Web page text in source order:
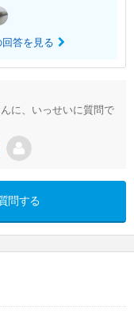
答を見る
に、いっせいに質問で
問する